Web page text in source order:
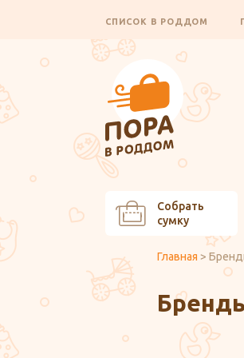
СПИСОК В РОДДОМ
Собрать
сумку
Главная >